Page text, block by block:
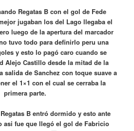
Regatas B con el gol de Fede
jugaban los del Lago llegaba el
luego de la apertura del marcador
tuvo todo para definirlo peru una
y esto lo pagó caro cuando se
Alejo Castillo desde la mitad de la
salida de Sanchez con toque suave a
el 1×1 con el cual se cerraba la
primera parte.
B entró dormido y esto ante
asi fue que llegó el gol de Fabricio